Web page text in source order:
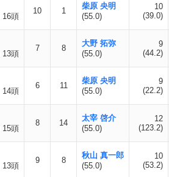
16頭
10 1
柴原 央明
(55.0)
10
(39.0)
13頭
7 8
大野 拓弥
(55.0)
9
(44.2)
14頭
6 11
柴原 央明
(55.0)
9
(22.2)
15頭
8 14
太宰 啓介
(55.0)
12
(123.2)
13頭
9 8
秋山 真一郎
(55.0)
10
(53.2)